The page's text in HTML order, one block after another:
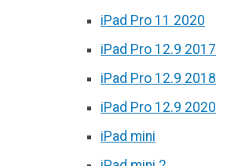
iPad Pro 11 2020
iPad Pro 12.9 2017
iPad Pro 12.9 2018
iPad Pro 12.9 2020
iPad mini